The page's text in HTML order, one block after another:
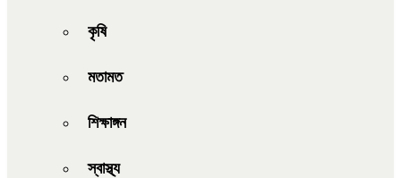
কৃষি
মতামত
শিক্ষাঙ্গন
স্বাস্থ্য